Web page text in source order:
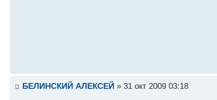
БЕЛИНСКИЙ АЛЕКСЕЙ » 31 окт 2009 03:18